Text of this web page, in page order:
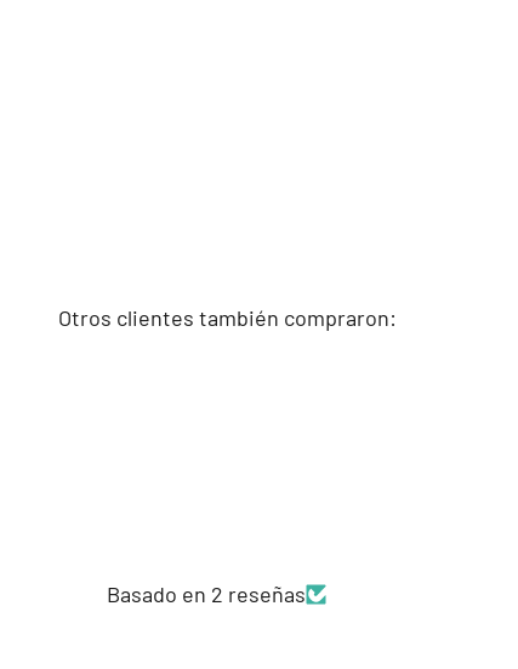
Otros clientes también compraron:
Basado en 2 reseñas